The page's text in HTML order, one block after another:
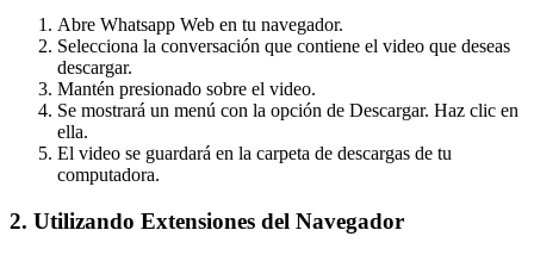
Abre Whatsapp Web en tu navegador.
Selecciona la conversación que contiene el video que deseas
descargar.
Mantén presionado sobre el video.
Se mostrará un menú con la opción de Descargar. Haz clic en
ella.
El video se guardará en la carpeta de descargas de tu
computadora.
2. Utilizando Extensiones del Navegador